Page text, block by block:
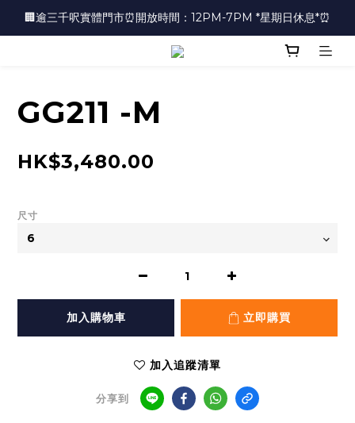
🏢逾三千呎實體門市⏰開放時間：12PM-7PM *星期日休息*⏰
🏢逾三千呎實體門市⏰開放時間：12PM-7PM *星期日休息*⏰
👜📣 歡迎隨時光臨 📣💍
🏢逾三千呎實體門市⏰開放時間：12PM-7PM *星期日休息*⏰
GG211 -M
HK$3,480.00
尺寸
加入購物車 立即購買
加入追蹤清單
分享到